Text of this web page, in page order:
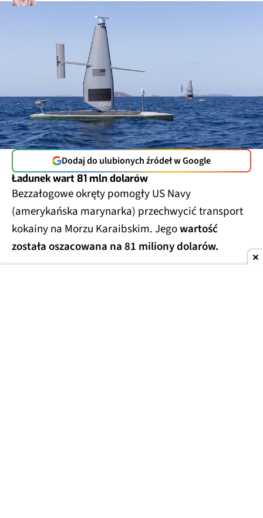
Dodaj do ulubionych źródeł w Google
Ładunek wart 81 mln dolarów
Bezzałogowe okręty pomogły US Navy
(amerykańska marynarka) przechwycić transport
kokainy na Morzu Karaibskim. Jegowartość
została oszacowana na 81 miliony dolarów.